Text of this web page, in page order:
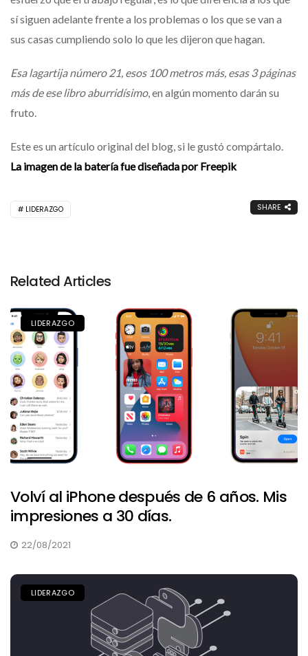
sí siguen adelante frente a los problemas o los que se van a
sus casas cumpliendo solo lo que les dijeron que hagan.
Esa lagartija número 21, esos 100 metros más, esas 3 páginas
más de ese libro aburridísimo, en algún momento darán su
fruto.
Este es un artículo original del blog, si le gustó compártalo.
La imagen de la batería fue diseñada por Freepik
LIDERAZGO SHARE
Related Articles
LIDERAZGO
Volví al iPhone después de 6 años. Mis
impresiones a 30 días.
22/08/2021
LIDERAZGO